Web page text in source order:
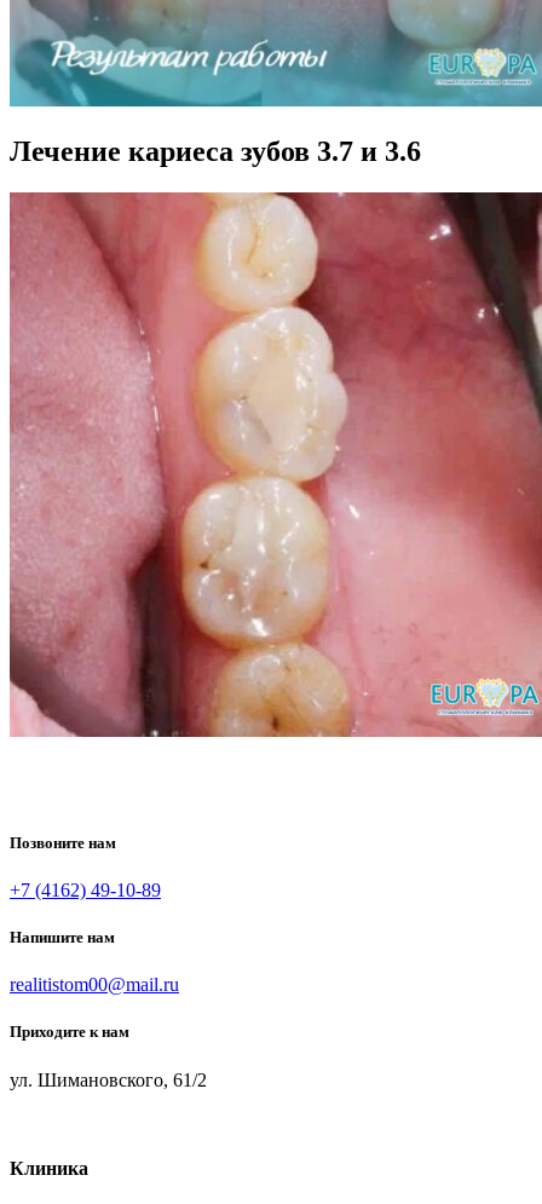
Лечение кариеса зубов 3.7 и 3.6
Позвоните нам
+7 (4162) 49-10-89
Напишите нам
realitistom00@mail.ru
Приходите к нам
ул. Шимановского, 61/2
Клиника